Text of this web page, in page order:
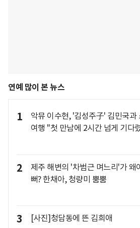
연예 많이 본 뉴스
1
악뮤 이수현, '김성주子' 김민국과
여행 "첫 만남에 2시간 넘게 기다
2
제주 해변의 '차범근 며느리'가 왜
뻐? 한채아, 청량미 뿜뿜
3 [사진]청담동에 뜬 김희애